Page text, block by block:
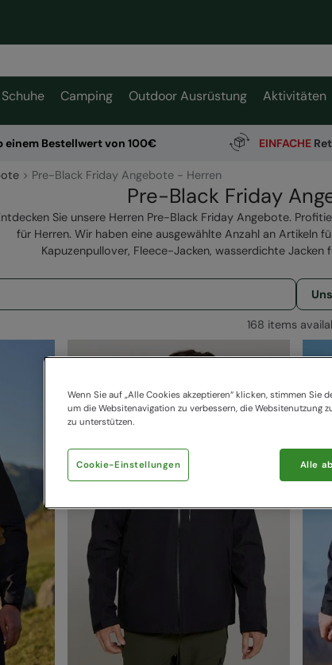
Schuhe Camping Outdoor Ausrüstung Aktivitäten
einem Bestellwert von 100€ EINFACHE
Pre-Black Friday Angebote - Herren
Pre-Black Friday
Sie unsere Herren Pre-Black Friday Angebote.
für Herren. Wir haben eine ausgewählte Anzahl an Artikeln
Kapuzenpullover, Fleece-Jacken, wasserdichte
168 items
Wenn Sie auf „Alle Cookies akzeptieren“ klicken, stimmen Sie
um die Websitenavigation zu verbessern, die Websitenutzung
zu unterstützen.
Cookie-Einstellungen Alle